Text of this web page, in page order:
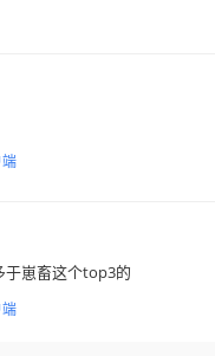
于崽畜这个top3的